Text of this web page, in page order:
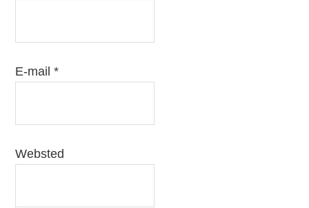
E-mail*
Websted